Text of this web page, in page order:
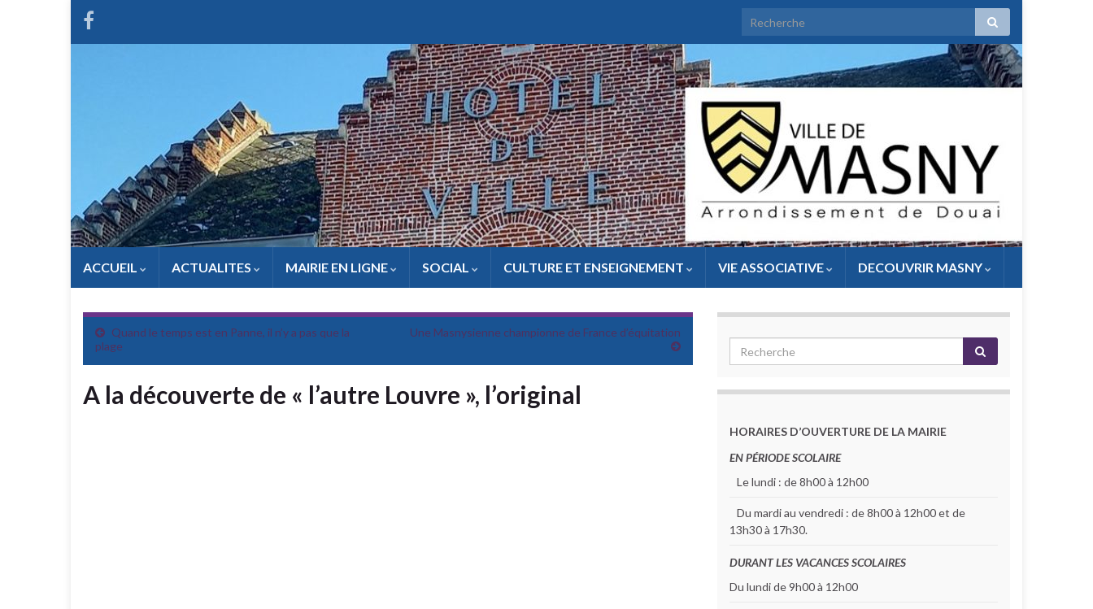
ACCUEIL ACTUALITES MAIRIE EN LIGNE SOCIAL CULTURE ET ENSEIGNEMENT VIE ASSOCIATIVE DECOUVRIR MASNY
Quand le temps est en Panne, il n’y a pas que la
plage
Une Masnysienne championne de France d’équitation
A la découverte de « l’autre Louvre », l’original
HORAIRES D’OUVERTURE DE LA MAIRIE
EN PÉRIODE SCOLAIRE
Le lundi : de 8h00 à 12h00
Du mardi au vendredi : de 8h00 à 12h00 et de
13h30 à 17h30.
DURANT LES VACANCES SCOLAIRES
Du lundi de 9h00 à 12h00